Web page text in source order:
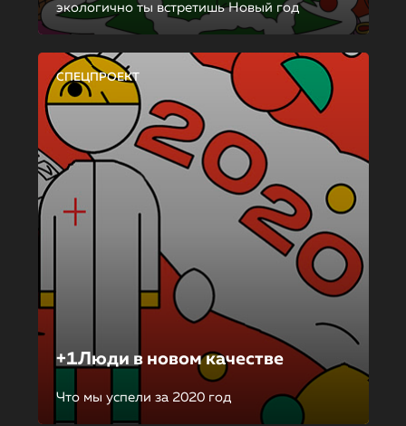
экологично ты встретишь Новый год
СПЕЦПРОЕКТ
+1Люди в новом качестве
Что мы успели за 2020 год